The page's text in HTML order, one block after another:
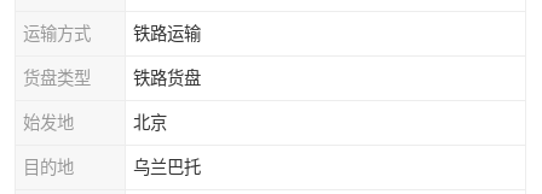
运输方式 铁路运输
货盘类型 铁路货盘
始发地 北京
目的地 乌兰巴托